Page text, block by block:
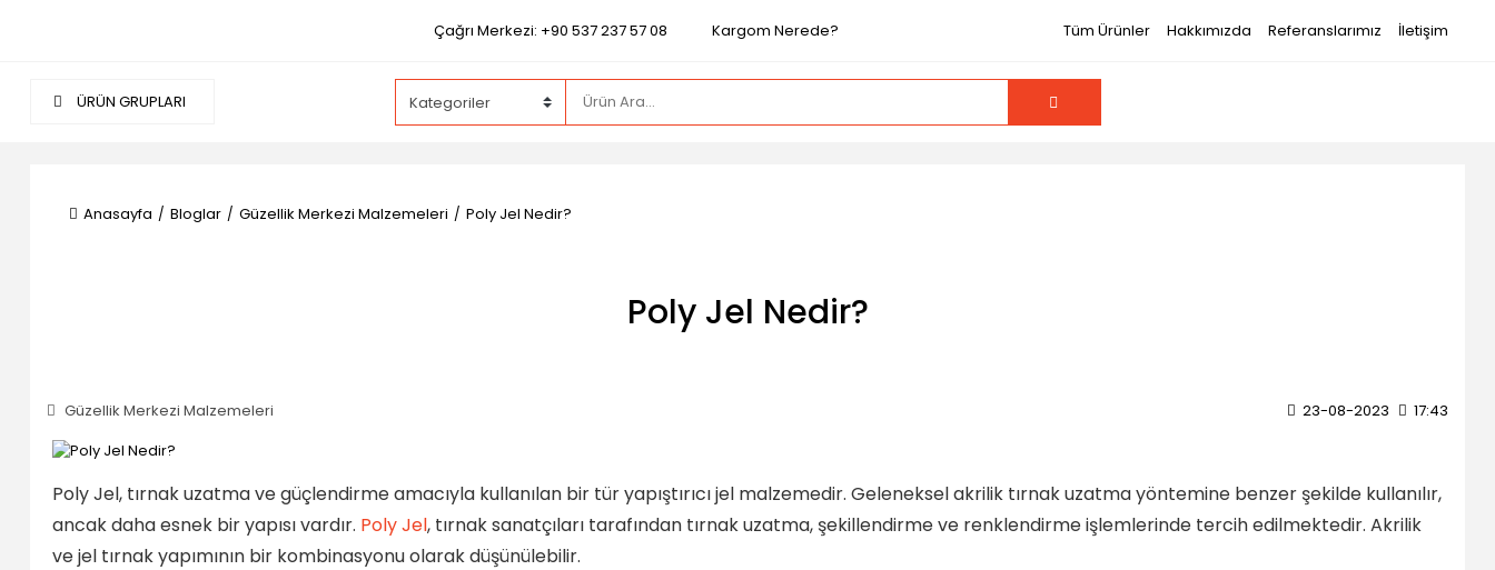
Çağrı Merkezi: +90 537 237 57 08 Kargom Nerede? Tüm Ürünler Hakkımızda Referanslarımız İletişim
ÜRÜN GRUPLARI
Anasayfa Bloglar Güzellik Merkezi Malzemeleri Poly Jel Nedir?
Poly Jel Nedir?
Güzellik Merkezi Malzemeleri 23-08-2023 17:43
Poly Jel, tırnak uzatma ve güçlendirme amacıyla kullanılan bir tür yapıştırıcı jel malzemedir. Geleneksel akrilik tırnak uzatma yöntemine benzer şekilde kullanılır,
ancak daha esnek bir yapısı vardır. Poly Jel, tırnak sanatçıları tarafından tırnak uzatma, şekillendirme ve renklendirme işlemlerinde tercih edilmektedir. Akrilik
ve jel tırnak yapımının bir kombinasyonu olarak düşünülebilir.